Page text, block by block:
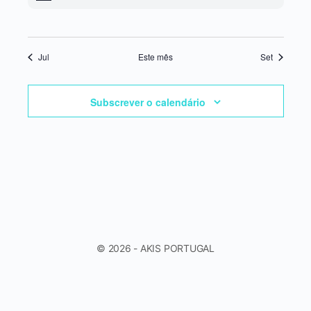
Jul Este mês Set
Subscrever o calendário
© 2026 - AKIS PORTUGAL